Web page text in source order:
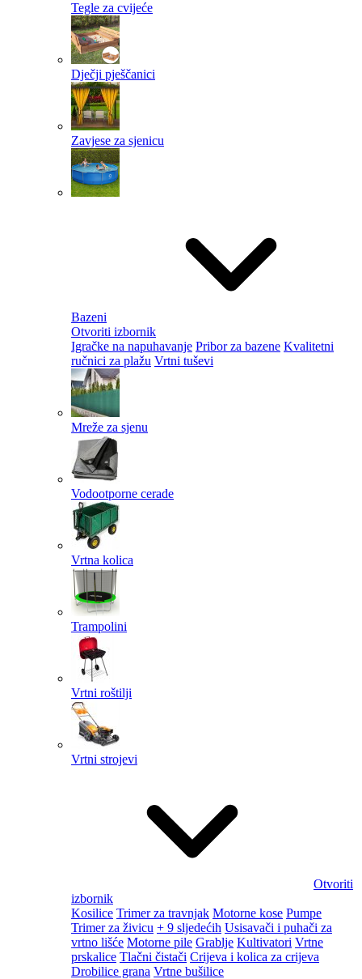
Tegle za cvijeće
Dječji pješčanici
Zavjese za sjenicu
Bazeni
Otvoriti izbornik
Igračke na napuhavanje Pribor za bazene Kvalitetni
ručnici za plažu Vrtni tuševi
Mreže za sjenu
Vodootporne cerade
Vrtna kolica
Trampolini
Vrtni roštilji
Vrtni strojevi
Otvoriti
izbornik
Kosilice Trimer za travnjak Motorne kose Pumpe
Trimer za živicu + 9 sljedećih Usisavači i puhači za
vrtno lišće Motorne pile Grablje Kultivatori Vrtne
prskalice Tlačni čistači Crijeva i kolica za crijeva
Drobilice grana Vrtne bušilice